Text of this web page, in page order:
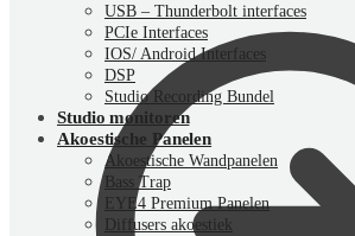
USB – Thunderbolt interfaces
PCIe Interfaces
IOS/ Android Interfaces
DSP
Studio Recording Bundel
Studio monitoren
Akoestische Panelen
Akoestische Wandpanelen
Bass Trap
EYE4 Premium Panelen
Diffusers akoestiek